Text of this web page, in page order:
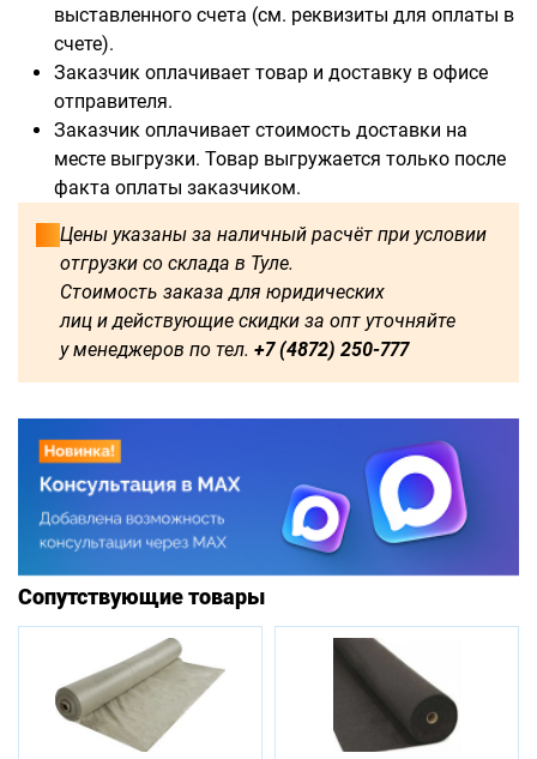
выставленного счета (см. реквизиты для оплаты в
счете).
Заказчик оплачивает товар и доставку в офисе
отправителя.
Заказчик оплачивает стоимость доставки на
месте выгрузки. Товар выгружается только после
факта оплаты заказчиком.
Цены указаны за наличный расчёт при условии
отгрузки со склада в Туле.
Стоимость заказа для юридических
лиц и действующие скидки за опт уточняйте
у менеджеров по тел. +7 (4872) 250-777
1750 1800 2000 2250
3000 3250
3500 3750 4000 4250
4500 4750 5000 5250
Сопутствующие товары